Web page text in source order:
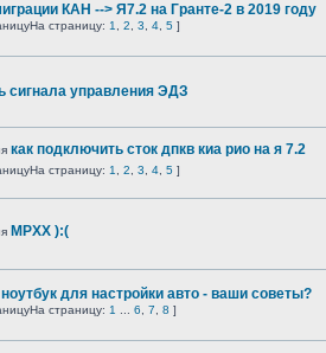
КАН --> Я7.2 на Гранте-2 в 2019 году
На страницу: 1 2 3 4 5 ]
сигнала управления ЭДЗ
как подключить сток дпкв киа рио на я 7.2
На страницу: 1 2 3 4 5 ]
МРХХ ):(
для настройки авто - ваши советы?
На страницу: 1 6 7 8 ]